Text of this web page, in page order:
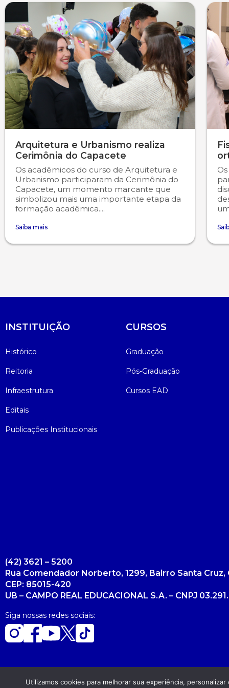
Arquitetura e Urbanismo realiza
Cerimônia do Capacete
Os acadêmicos do curso de Arquitetura e
Urbanismo participaram da Cerimônia do
Capacete, um momento marcante que
simbolizou mais uma importante etapa da
formação acadêmica....
Saiba mais
INSTITUIÇÃO
Histórico
Reitoria
Infraestrutura
Editais
Publicações Institucionais
CURSOS
Graduação
Pós-Graduação
Cursos EAD
(42) 3621 – 5200
Rua Comendador Norberto, 1299, Bairro Santa Cruz,
CEP: 85015-420
UB – CAMPO REAL EDUCACIONAL S.A. – CNPJ
Siga nossas redes sociais:
Copyright 2026. Todos os direitos reservados.
Psicologia
Publicidade e Propaganda
Segunda Chamada
Seguro Escolar
Sapien
Simulado Preparatório
Publicações Científicas
Revistas Campo Real
WhatsApp Campo Real
Utilizamos cookies para melhorar sua experiência,